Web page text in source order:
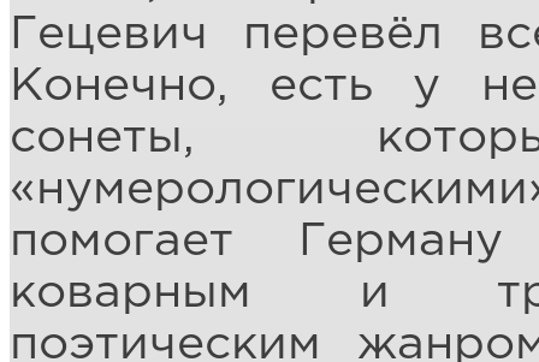
Гецевич перевёл
Конечно, есть у
сонеты,
помогает
коварным и
поэтическим